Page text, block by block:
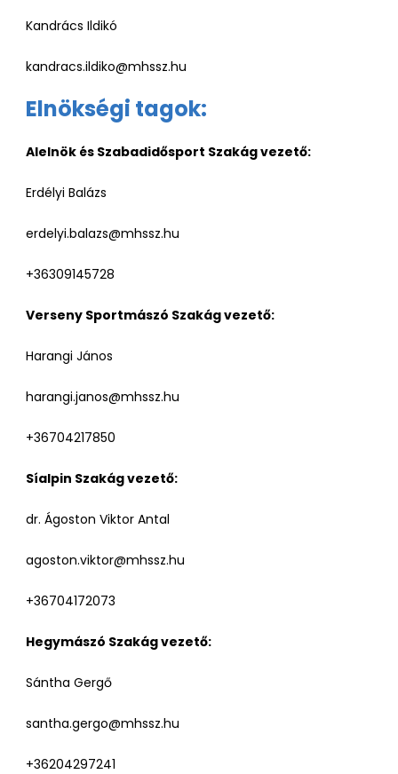
Kandrács Ildikó
kandracs.ildiko@mhssz.hu
Elnökségi tagok:
Alelnök és Szabadidősport Szakág vezető:
Erdélyi Balázs
erdelyi.balazs@mhssz.hu
+36309145728
Verseny Sportmászó Szakág vezető:
Harangi János
harangi.janos@mhssz.hu
+36704217850
Síalpin Szakág vezető:
dr. Ágoston Viktor Antal
agoston.viktor@mhssz.hu
+36704172073
Hegymászó Szakág vezető:
Sántha Gergő
santha.gergo@mhssz.hu
+36204297241